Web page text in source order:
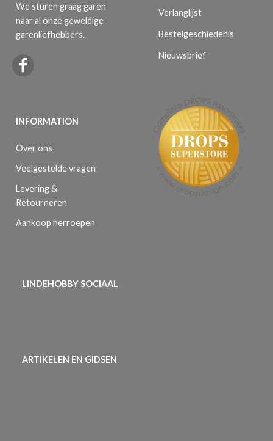
We sturen graag garen
naar al onze geweldige
garenliefhebbers.
INFORMATION
Over ons
Veelgestelde vragen
Levering &
Retourneren
Aankoop herroepen
Verlanglijst
Bestelgeschiedenis
Nieuwsbrief
LINDEHOBBY SOCIAAL
ARTIKELEN EN GIDSEN